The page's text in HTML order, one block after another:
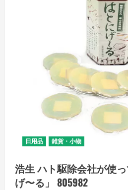
日用品 雑貨・小物
浩生 ハト駆除会社が使
げ〜る」 805982